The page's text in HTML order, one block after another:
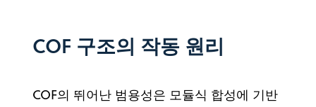
COF 구조의 작동 원리
COF의 뛰어난 범용성은 모듈식 합성에 기반